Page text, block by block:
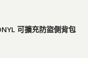
可擴充防盜側背包